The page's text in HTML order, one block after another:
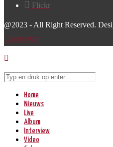
Flickr
@2023 - All Right Reserved.
Lourenssen
Home
Nieuws
Live
Album
Interview
Video